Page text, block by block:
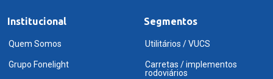
Institucional
Quem Somos
Grupo Fonelight
Segmentos
Utilitários / VUCS
Carretas / implementos
rodoviários